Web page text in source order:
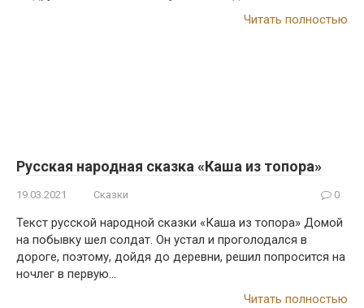
Читать полностью
Русская народная сказка «Каша из топора»
19.03.2021 Сказки 0
Текст русской народной сказки «Каша из топора» Домой
на побывку шел солдат. Он устал и проголодался в
дороге, поэтому, дойдя до деревни, решил попросится на
ночлег в первую…
Читать полностью